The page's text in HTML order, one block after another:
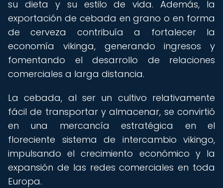
su dieta y su estilo de vida. Además, la
exportación de cebada en grano o en forma
de cerveza contribuía a fortalecer la
economía vikinga, generando ingresos y
fomentando el desarrollo de relaciones
comerciales a larga distancia.
La cebada, al ser un cultivo relativamente
fácil de transportar y almacenar, se convirtió
en una mercancía estratégica en el
floreciente sistema de intercambio vikingo,
impulsando el crecimiento económico y la
expansión de las redes comerciales en toda
Europa.